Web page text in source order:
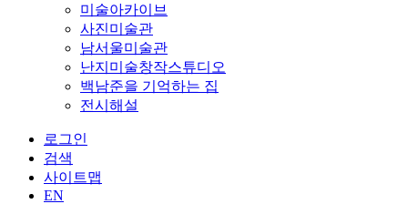
미술아카이브
사진미술관
남서울미술관
난지미술창작스튜디오
백남준을 기억하는 집
전시해설
로그인
검색
사이트맵
EN